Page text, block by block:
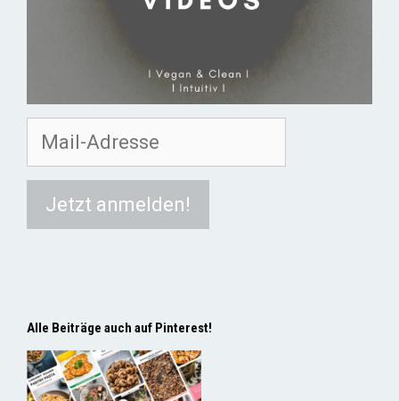
Alle Beiträge auch auf Pinterest!